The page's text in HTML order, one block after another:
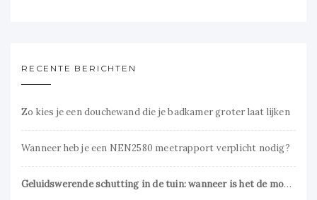
RECENTE BERICHTEN
Zo kies je een douchewand die je badkamer groter laat lijken
Wanneer heb je een NEN2580 meetrapport verplicht nodig?
Geluidswerende schutting in de tuin: wanneer is het de moeite waard?